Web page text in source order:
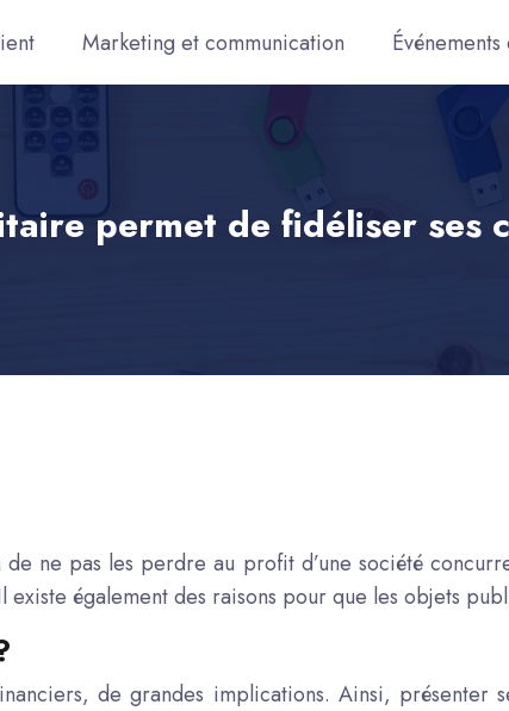
Marketing et communication
permet de fidéliser ses
ne pas les perdre au profit d’une société
également des raisons pour que les objets
de grandes implications. Ainsi, présenter